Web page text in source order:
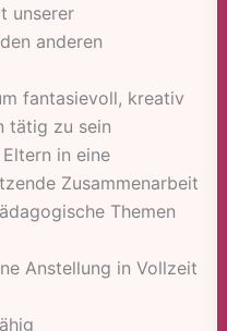
unserer
anderen
fantasievoll, kreativ
tätig zu sein
in eine
Zusammenarbeit
Themen
Anstellung in Vollzeit